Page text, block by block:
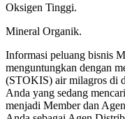
Oksigen Tinggi.
Mineral Organik.
Informasi peluang bisnis
menguntungkan dengan
(STOKIS) air milagros di
Anda yang sedang
menjadi Member dan